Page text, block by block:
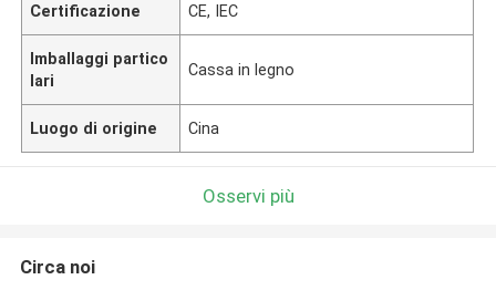
Certificazione CE, IEC
Imballaggi partico
lari
Cassa in legno
Luogo di origine Cina
Osservi più
Circa noi